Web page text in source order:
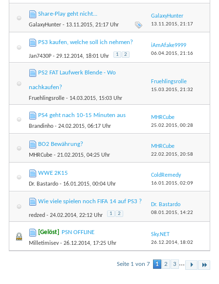
Share-Play geht nicht...
GalaxyHunter - 13.11.2015, 21:17 Uhr
GalaxyHunter
13.11.2015, 21:17
PS3 kaufen, welche soll ich nehmen?
Jan7430P - 29.12.2014, 18:01 Uhr 1 2
iAmAfake9999
06.04.2015, 21:16
PS2 FAT Laufwerk Blende - Wo
nachkaufen?
Fruehlingsrolle - 14.03.2015, 15:03 Uhr
Fruehlingsrolle
15.03.2015, 21:32
PS4 geht nach 10-15 Minuten aus
Brandinho - 24.02.2015, 06:17 Uhr
MHRCube
25.02.2015, 00:28
BO2 Bewährung?
MHRCube - 21.02.2015, 04:25 Uhr
MHRCube
22.02.2015, 20:58
WWE 2K15
Dr. Bastardo - 16.01.2015, 00:04 Uhr
ColdRemedy
16.01.2015, 02:09
Wie viele spielen noch FIFA 14 auf PS3 ?
redzed - 24.02.2014, 22:12 Uhr 1 2
Dr. Bastardo
08.01.2015, 14:22
[Gelöst] PSN OFFLINE
Milletimisev- 26.12.2014, 17:25 Uhr
Sky.NET
26.12.2014, 18:02
Seite 1 von 7 1 2 3 ...